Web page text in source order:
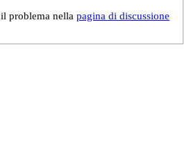
il problema nellapagina di discussione